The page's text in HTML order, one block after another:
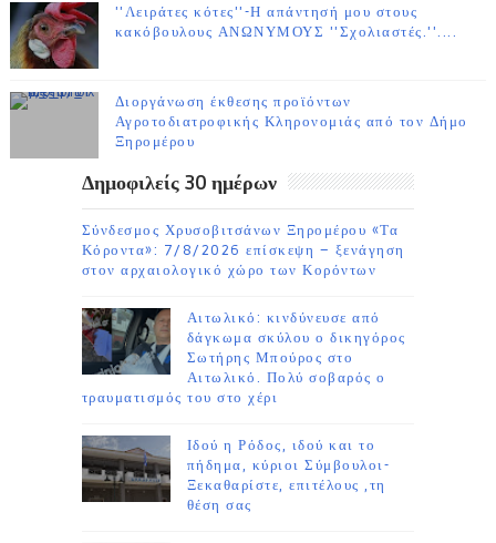
''Λειράτες κότες''-Η απάντησή μου στους
κακόβουλους ΑΝΩΝΥΜΟΥΣ ''Σχολιαστές.''....
Διοργάνωση έκθεσης προϊόντων
Αγροτοδιατροφικής Κληρονομιάς από τον Δήμο
Ξηρομέρου
Δημοφιλείς 30 ημέρων
Σύνδεσμος Χρυσοβιτσάνων Ξηρομέρου «Τα
Κόροντα»: 7/8/2026 επίσκεψη – ξενάγηση
στον αρχαιολογικό χώρο των Κορόντων
Αιτωλικό: κινδύνευσε από
δάγκωμα σκύλου ο δικηγόρος
Σωτήρης Μπούρος στο
Αιτωλικό. Πολύ σοβαρός ο
τραυματισμός του στο χέρι
Ιδού η Ρόδος, ιδού και το
πήδημα, κύριοι Σύμβουλοι-
Ξεκαθαρίστε, επιτέλους ,τη
θέση σας